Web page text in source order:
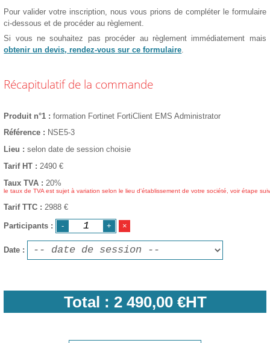
Pour valider votre inscription, nous vous prions de compléter le formulaire
ci-dessous et de procéder au règlement.
Si vous ne souhaitez pas procéder au règlement immédiatement mais
obtenir un devis, rendez-vous sur ce formulaire
Récapitulatif de la commande
Produit n°1
formation Fortinet FortiClient EMS Administrator
Référence
NSE5-3
Lieu
selon date de session choisie
Tarif HT
2490 €
Taux TVA
20%
le taux de TVA est sujet à variation selon le lieu d'établissement de votre société, voir étape
Tarif TTC 2988 €
Participants
Date
Total : 2 490,00 €HT